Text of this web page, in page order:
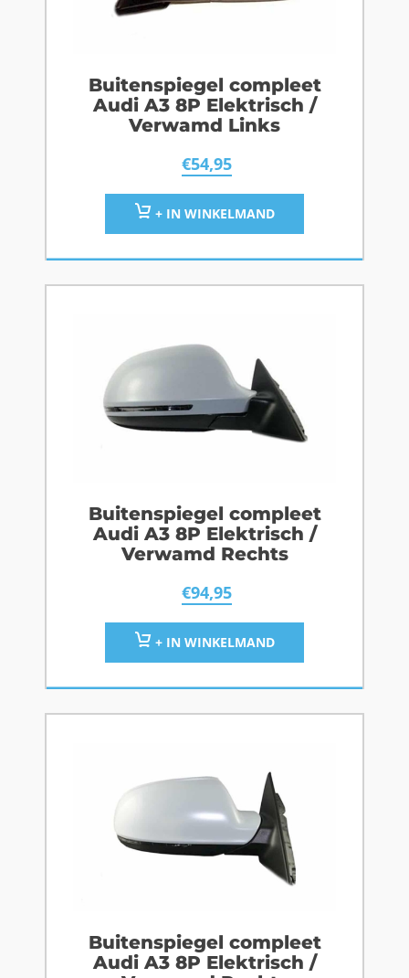
Buitenspiegel compleet
Audi A3 8P Elektrisch /
Verwamd Links
€54,95
+ IN WINKELMAND
Buitenspiegel compleet
Audi A3 8P Elektrisch /
Verwamd Rechts
€94,95
+ IN WINKELMAND
Buitenspiegel compleet
Audi A3 8P Elektrisch /